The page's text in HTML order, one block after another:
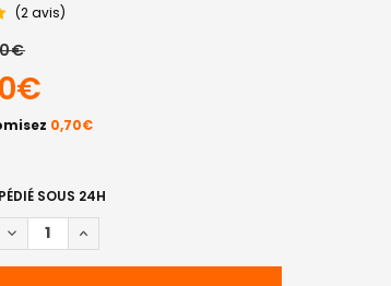
(2 avis)
0,70€
SOUS 24H
DIMINUER LA QUANTITÉ DE MASQUE TONUCIA
AUGMENTER LA QUANTITÉ DE MASQUE